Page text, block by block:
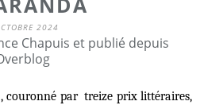
2024
Chapuis et publié depuis
couronné par treize prix littéraires,